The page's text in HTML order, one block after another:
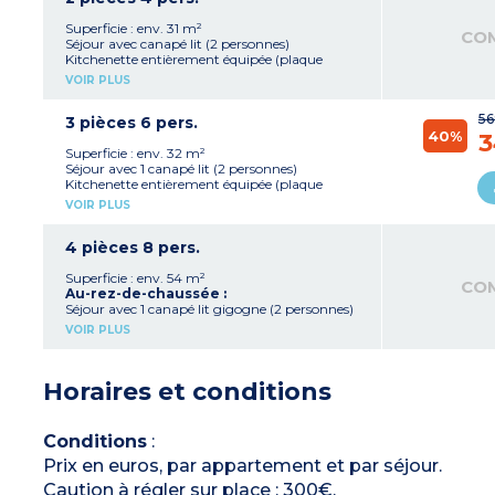
superposés
Salle de bain, WC séparé
Superficie : env. 31 m²
Séjour avec canapé lit (2 personnes)
Kitchenette entièrement équipée (plaque
vtrocéramique4 feux, réfrigérateur, lave-
Salle de bain, WC séparé
VOIR PLUS
3 pièces 6 pers.
Superficie : env. 32 m²
Séjour avec 1 canapé lit (2 personnes)
Kitchenette entièrement équipée (plaque
vitrocéramique 4 feux, réfrigérateur, lave-
Chambre avec 2 lits superposés
Salle de bain, WC séparé
VOIR PLUS
40%
4 pièces 8 pers.
Superficie : env. 54 m²
Au-rez-de-chaussée :
Séjour avec 1 canapé lit gigogne (2 personnes)
Kitchenette entièrement équipée (plaque
Salle de bain, WC séparé
Chambre avec 2 lits simples
Chambre avec 1 lit superposé + 1 mansarde
Salle de bain
VOIR PLUS
Horaires et conditions
Conditions:
Prix en euros, par appartement et par séjour.
Caution à régler sur place : 300€.